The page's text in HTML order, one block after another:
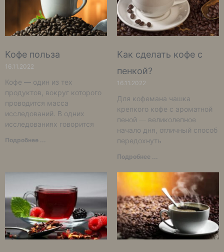
Кофе польза
16.11.2022
Кофе — один из тех
продуктов, вокруг которого
проводится масса
исследований. В одних
исследованиях говорится
Подробнее ...
Как сделать кофе с
пенкой?
16.11.2022
Для кофемана чашка
крепкого кофе с ароматной
пеной — великолепное
начало дня, отличный способ
передохнуть
Подробнее ...